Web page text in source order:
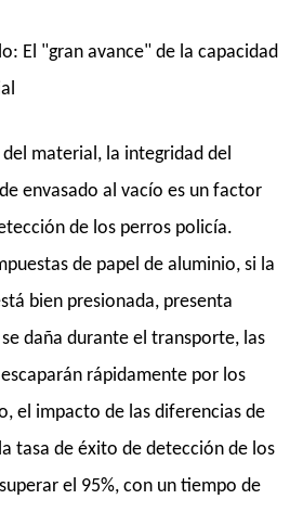
El "gran avance" de la capacidad
material, la integridad del
envasado al vacío es un factor
de los perros policía.
de papel de aluminio, si la
bien presionada, presenta
daña durante el transporte, las
rápidamente por los
el impacto de las diferencias de
tasa de éxito de detección de los
el 95%, con un tiempo de